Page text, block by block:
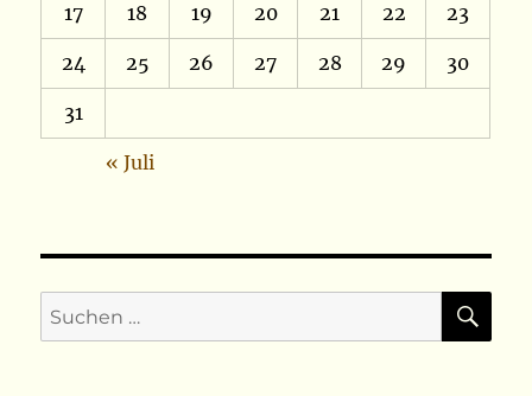
17 18 19 20 21 22 23
24 25 26 27 28 29 30
31
« Juli
Suchen
nach: